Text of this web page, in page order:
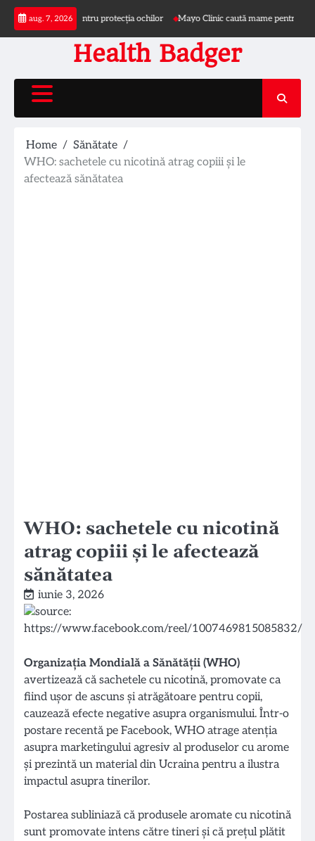
Skip
content
aug. 7, 2026
și pălărie pentru protecția ochilor Mayo Clinic caută mame pentru studiu
Health Badger
Home
Sănătate
WHO: sachetele cu nicotină atrag copiii și le
afectează sănătatea
WHO: sachetele cu nicotină
atrag copiii și le afectează
sănătatea
iunie 3, 2026
Organizaţia Mondială a Sănătăţii (WHO)
avertizează că sachetele cu nicotină, promovate ca
fiind ușor de ascuns și atrăgătoare pentru copii,
cauzează efecte negative asupra organismului. Într-o
postare recentă pe Facebook, WHO atrage atenția
asupra marketingului agresiv al produselor cu arome
și prezintă un material din Ucraina pentru a ilustra
impactul asupra tinerilor.
Postarea subliniază că produsele aromate cu nicotină
sunt promovate intens către tineri și că prețul plătit